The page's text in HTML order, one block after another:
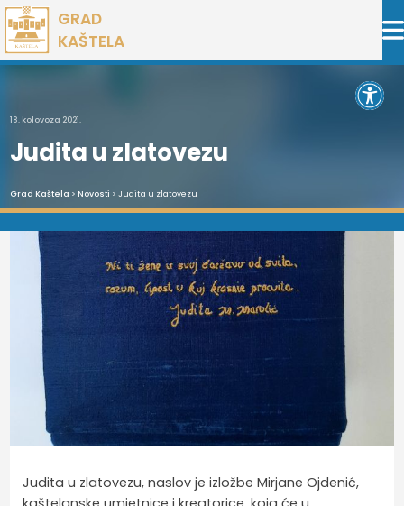
Preskoči
na
sadržaj
GRAD
KAŠTELA
18. kolovoza 2021.
Judita u zlatovezu
Grad Kaštela > Novosti > Judita u zlatovezu
Judita u zlatovezu, naslov je izložbe Mirjane Ojdenić,